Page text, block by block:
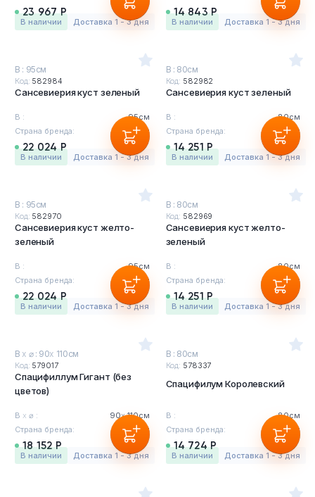
23 967 Р
в наличии Доставка 1 - 3 дня
14 843 Р
в наличии Доставка 1 - 3 дня
В : 95см
Код: 582984
Сансевиерия куст зеленый
В :
95см
Страна бренда:
Бельгия
22 024 Р
в наличии Доставка 1 - 3 дня
В : 80см
Код: 582982
Сансевиерия куст зеленый
В :
80см
Страна бренда:
Бельгия
14 251 Р
в наличии Доставка 1 - 3 дня
В : 95см
Код: 582970
Сансевиерия куст желто-
зеленый
В :
95см
Страна бренда:
Бельгия
22 024 Р
в наличии Доставка 1 - 3 дня
В : 80см
Код: 582969
Сансевиерия куст желто-
зеленый
В :
80см
Страна бренда:
Бельгия
14 251 Р
в наличии Доставка 1 - 3 дня
В х ⌀ : 90х 110см
Код: 579017
Спацифиллум Гигант (без
цветов)
В х ⌀ : 90х110см
Страна бренда:
Бельгия
18 152 Р
в наличии Доставка 1 - 3 дня
В : 80см
Код: 578337
Спацифилум Королевский
В :
80см
Страна бренда:
Бельгия
14 724 Р
в наличии Доставка 1 - 3 дня